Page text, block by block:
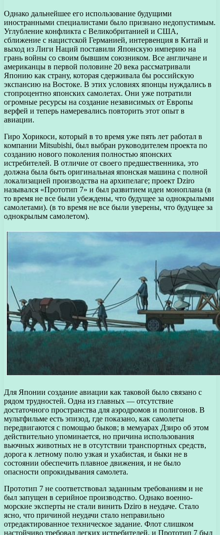
Однако дальнейшее его использование будущими
иностранными специалистами было признано недопустимым.
Углубление конфликта с Великобританией и США,
сближение с нацистской Германией, интервенция в Китай и
выход из Лиги Наций поставили Японскую империю на
грань войны со своим бывшим союзником. Все англичане и
американцы в первой половине 20 века рассматривали
Японию как страну, которая сдерживала бы российскую
экспансию на Востоке. В этих условиях японцы нуждались в
стопроцентно японских самолетах. Они уже потратили
огромные ресурсы на создание независимых от Европы
верфей и теперь намеревались повторить этот опыт в
авиации.
Гиро Хорикоси, который в то время уже пять лет работал в
компании Mitsubishi, был выбран руководителем проекта по
созданию нового поколения полностью японских
истребителей. В отличие от своего предшественника, это
должна была быть оригинальная японская машина с полной
локализацией производства на архипелаге; проект Dziro
назывался «Прототип 7» и был развитием идеи моноплана (в
то время не все были убеждены, что будущее за однокрылыми
самолетами). (в то время не все были уверены, что будущее за
однокрылым самолетом).
Для Японии создание авиации как таковой было связано с
рядом трудностей. Одна из главных — отсутствие
достаточного пространства для аэродромов и полигонов. В
мультфильме есть эпизод, где показано, как самолеты
передвигаются с помощью быков; в мемуарах Дзиро об этом
действительно упоминается, но причина использования
вьючных животных не в отсутствии транспортных средств,
дорога к летному полю узкая и ухабистая, и быки не в
состоянии обеспечить плавное движения, и не было
опасности опрокидывания самолета.
Прототип 7 не соответствовал заданным требованиям и не
был запущен в серийное производство. Однако военно-
морские эксперты не стали винить Dziro в неудаче. Стало
ясно, что причиной неудачи стало неправильно
отредактированное техническое задание. Флот слишком
настойчиво требовал легких истребителей, и Прототип 7 был